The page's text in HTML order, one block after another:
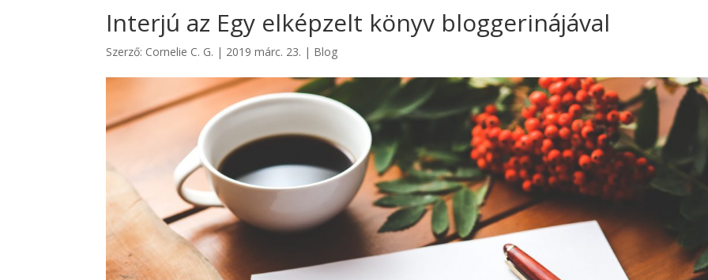
Interjú az Egy elképzelt könyv bloggerinájával
Szerző: Cornelie C. G. | 2019 márc. 23. | Blog